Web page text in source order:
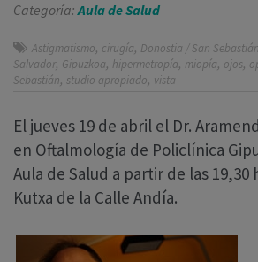
Categoría:Aula de Salud
Astigmatismo, cirugía, Donostia / San Sebastián
Salvador, Gipuzkoa, hipermetropía, miopía, ojos,
Sebastián, studio apropiado, vista
El jueves 19 de abril el Dr.
en Oftalmología de Policlínica
Aula de Salud a partir de las 19,30
Kutxa de la Calle Andía.